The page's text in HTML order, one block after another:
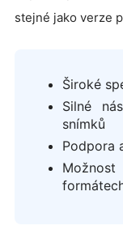
stejné jako verze
Široké
Silné
snímků
Podpora